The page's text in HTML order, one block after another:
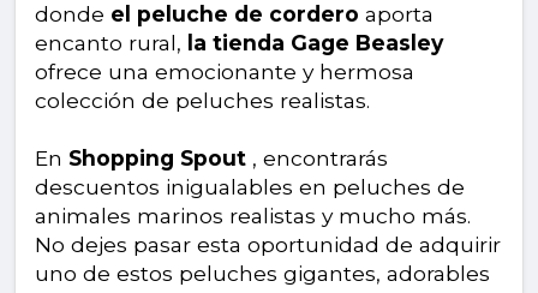
donde el peluche de cordero aporta
encanto rural, la tienda Gage Beasley
ofrece una emocionante y hermosa
colección de peluches realistas.
En Shopping Spout , encontrarás
descuentos inigualables en peluches de
animales marinos realistas y mucho más.
No dejes pasar esta oportunidad de adquirir
uno de estos peluches gigantes, adorables